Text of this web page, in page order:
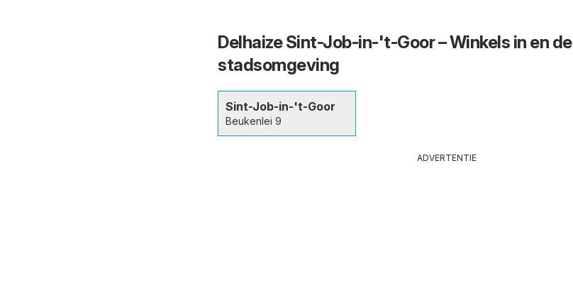
Delhaize Sint-Job-in-'t-Goor – Winkels in en de
stadsomgeving
Sint-Job-in-'t-Goor
Beukenlei 9
ADVERTENTIE